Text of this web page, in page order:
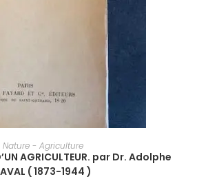
AU PANIER
Nature - Agriculture
AGRICULTEUR. par Dr. Adolphe
( 1873-1944 )